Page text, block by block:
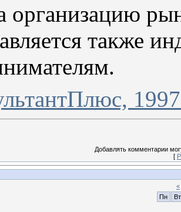
организацию
также
Добавлять комментарии
[
«
Пн
Вт